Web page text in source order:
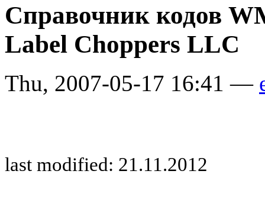
Справочник кодов
Label Choppers LLC
Thu, 2007-05-17 16:41 —
last modified: 21.11.2012